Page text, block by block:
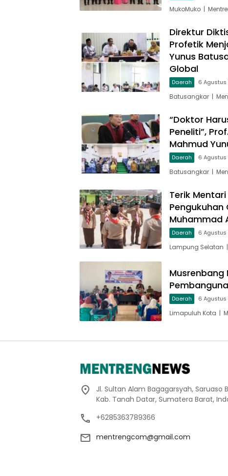
MukoMuko |
Direktur
Profetik
Yunus
Global
Daerah 6 Agustus
Batusangkar |
“Doktor
Peneliti”,
Mahmud
Daerah 6 Agustus
Batusangkar |
Terik
Pengukuhan
Muhammad
Daerah 6 Agustus
Lampung Selatan
Musrenbang
Daerah 6 Agustus
Limapuluh Kota |
Jl. Sultan Alam Bagagarsyah, Saruaso
Kab. Tanah Datar, Sumatera Barat,
+6285363789366
mentrengcom@gmail.com